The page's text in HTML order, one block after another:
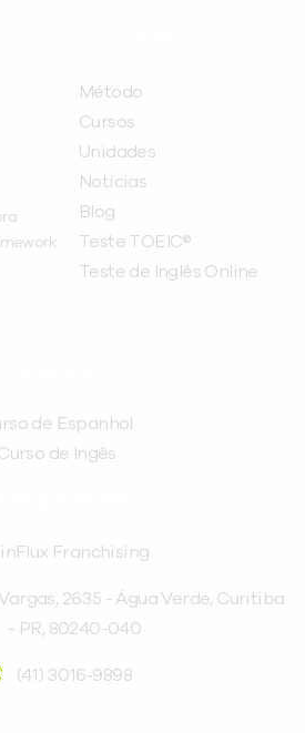
Método
Cursos
Unidades
Notícias
Blog
Teste TOEIC®
Teste de Inglês Online
de Espanhol
de Ingês
inFlux Franchising
2635 - Água Verde, Curitiba
- PR, 80240-040
(41) 3016-9898